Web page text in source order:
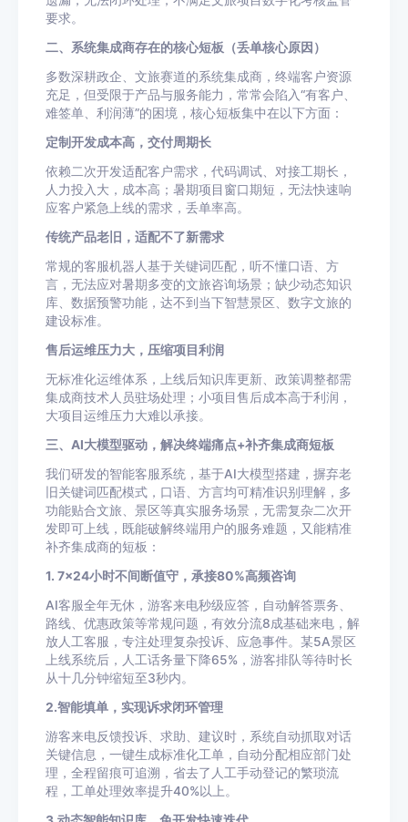
要求。
二、系统集成商存在的核心短板（丢单核心原因）
多数深耕政企、文旅赛道的系统集成商，终端客户资源
充足，但受限于产品与服务能力，常常会陷入“有客户、
难签单、利润薄”的困境，核心短板集中在以下方面：
定制开发成本高，交付周期长
依赖二次开发适配客户需求，代码调试、对接工期长，
人力投入大，成本高；暑期项目窗口期短，无法快速响
应客户紧急上线的需求，丢单率高。
传统产品老旧，适配不了新需求
常规的客服机器人基于关键词匹配，听不懂口语、方
言，无法应对暑期多变的文旅咨询场景；缺少动态知识
库、数据预警功能，达不到当下智慧景区、数字文旅的
建设标准。
售后运维压力大，压缩项目利润
无标准化运维体系，上线后知识库更新、政策调整都需
集成商技术人员驻场处理；小项目售后成本高于利润，
大项目运维压力大难以承接。
三、AI大模型驱动，解决终端痛点+补齐集成商短板
我们研发的智能客服系统，基于AI大模型搭建，摒弃老
旧关键词匹配模式，口语、方言均可精准识别理解，多
功能贴合文旅、景区等真实服务场景，无需复杂二次开
发即可上线，既能破解终端用户的服务难题，又能精准
补齐集成商的短板：
1. 7×24小时不间断值守，承接80%高频咨询
AI客服全年无休，游客来电秒级应答，自动解答票务、
路线、优惠政策等常规问题，有效分流8成基础来电，解
放人工客服，专注处理复杂投诉、应急事件。某5A景区
上线系统后，人工话务量下降65%，游客排队等待时长
从十几分钟缩短至3秒内。
2.智能填单，实现诉求闭环管理
游客来电反馈投诉、求助、建议时，系统自动抓取对话
关键信息，一键生成标准化工单，自动分配相应部门处
理，全程留痕可追溯，省去了人工手动登记的繁琐流
程，工单处理效率提升40%以上。